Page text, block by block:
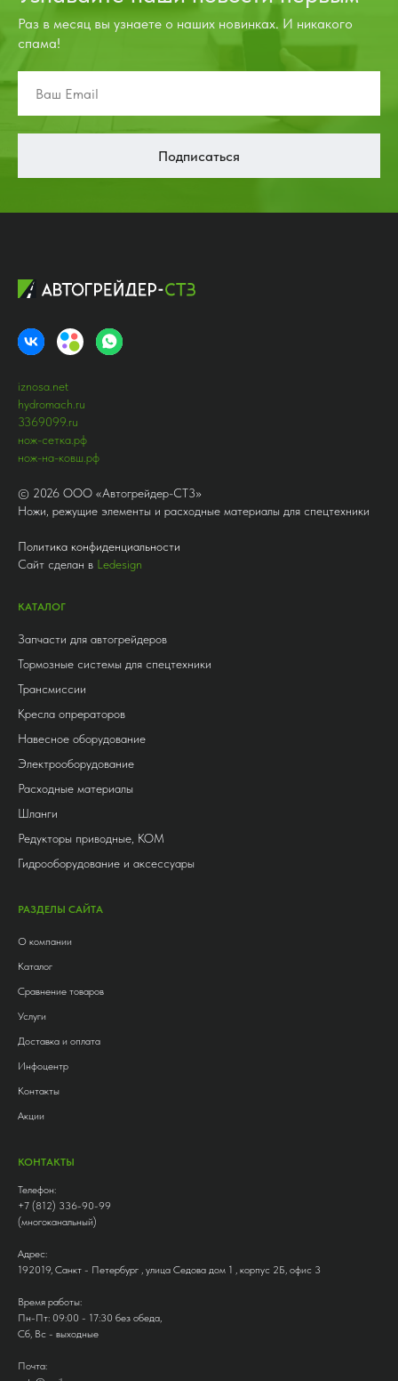
Раз в месяц вы узнаете о наших новинках. И никакого
спама!
Подписаться
iznosa.net
hydromach.ru
3369099.ru
нож-сетка.рф
нож-на-ковш.рф
© 2026 ООО «Автогрейдер-СТ3»
Ножи, режущие элементы и расходные материалы для спецтехники
Политика конфиденциальности
Сайт сделан в Ledesign
КАТАЛОГ
Запчасти для автогрейдеров
Тормозные системы для спецтехники
Трансмиссии
Кресла опрераторов
Навесное оборудование
Электрооборудование
Расходные материалы
Шланги
Редукторы приводные, КОМ
Гидрооборудование и аксессуары
РАЗДЕЛЫ САЙТА
О компании
Каталог
Сравнение товаров
Услуги
Доставка и оплата
Инфоцентр
Контакты
Акции
КОНТАКТЫ
Телефон:
+7 (812) 336-90-99
(многоканальный)
Адрес:
192019, Санкт - Петербург , улица Седова дом 1 , корпус 2Б, офис 3
Время работы:
Пн-Пт: 09:00 - 17:30 без обеда,
Сб, Вс - выходные
Почта: